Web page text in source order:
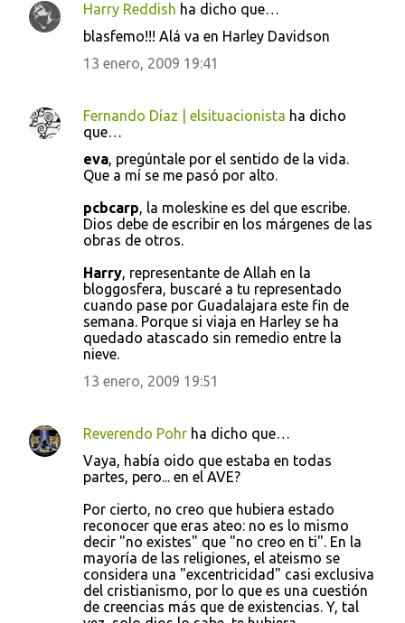
Harry Reddish ha dicho que…
blasfemo!!! Alá va en Harley Davidson
13 enero, 2009 19:41
Fernando Díaz | elsituacionista ha dicho
que…
eva, pregúntale por el sentido de la vida.
Que a mí se me pasó por alto.
pcbcarp, la moleskine es del que escribe.
Dios debe de escribir en los márgenes de las
obras de otros.
Harry, representante de Allah en la
bloggosfera, buscaré a tu representado
cuando pase por Guadalajara este fin de
semana. Porque si viaja en Harley se ha
quedado atascado sin remedio entre la
nieve.
13 enero, 2009 19:51
Reverendo Pohr ha dicho que…
Vaya, había oido que estaba en todas
partes, pero... en el AVE?
Por cierto, no creo que hubiera estado
reconocer que eras ateo: no es lo mismo
decir "no existes" que "no creo en ti". En la
mayoría de las religiones, el ateismo se
considera una "excentricidad" casi exclusiva
del cristianismo, por lo que es una cuestión
de creencias más que de existencias. Y, tal